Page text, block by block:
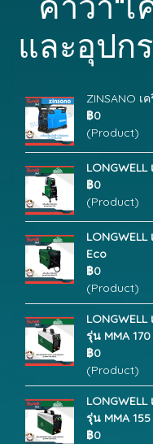
และอุปก
ZINSANO เ
฿0
(Product)
฿0
(Product)
Eco
฿0
(Product)
รุ่น MMA 170
฿0
(Product)
รุ่น MMA 155
฿0